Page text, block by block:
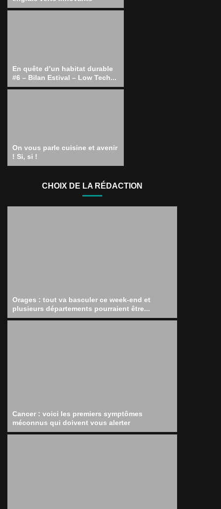
En quête d’un habitat durable
#6 – Bilan Estival – Low Tech...
On vous parle cuisine et avenir
! Si, si !
CHOIX DE LA RÉDACTION
Orages : tout va basculer ce week-end et
plusieurs départements pourraient être...
Cancer : voici les premiers symptômes
méconnus qui doivent vous alerter